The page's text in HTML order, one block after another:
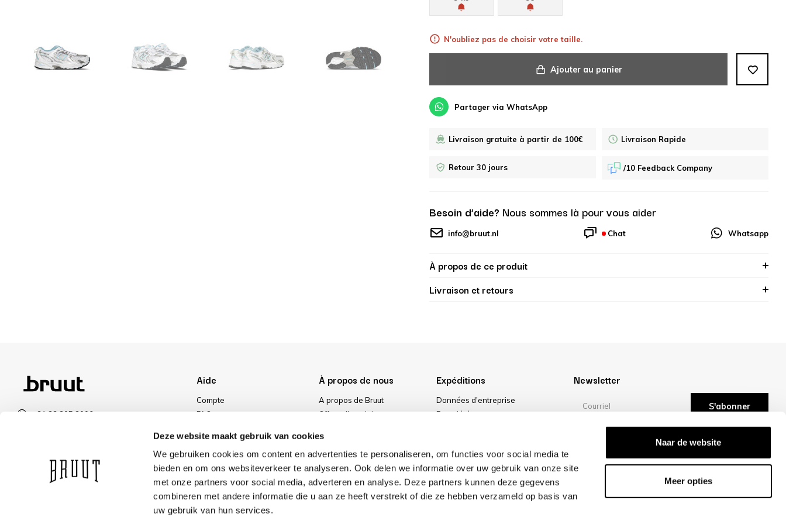
Deze website maakt gebruik van cookies
We gebruiken cookies om content en advertenties te personaliseren, om functies voor social media te
bieden en om ons websiteverkeer te analyseren. Ook delen we informatie over uw gebruik van onze site
met onze partners voor social media, adverteren en analyse. Deze partners kunnen deze gegevens
combineren met andere informatie die u aan ze heeft verstrekt of die ze hebben verzameld op basis van
uw gebruik van hun services.
Naar de website
Meer opties
N'oubliez pas de choisir votre taille.
Ajouter au panier
Partager via WhatsApp
Livraison gratuite à partir de 100€ Livraison Rapide
Retour 30 jours /10 Feedback Company
Besoin d’aide? Nous sommes là pour vous aider
info@bruut.nl Chat Whatsapp
À propos de ce produit
Livraison et retours
+31 23 205 2006
VOIR LES HORAIRES D’OUVERTURE
Aide
Compte
FAQ
Méthode de paiement
Livraisons
Réduction
À propos de nous
A propos de Bruut
Offres d'emploi
Notre magasin
Expéditions
Données d'entreprise
Propriété
Cookies
Newsletter
S'abonner
/10 -